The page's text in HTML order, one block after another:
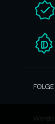
e
e
n
N
s